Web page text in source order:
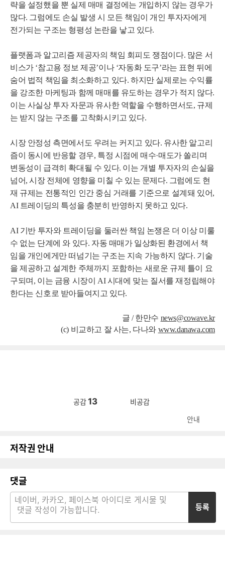
략을 설정했을 뿐 실제 매매 결정에는 개입하지 않는 경우가
많다. 그럼에도 손실 발생 시 모든 책임이 개인 투자자에게
전가되는 구조는 형평성 논란을 낳고 있다.
플랫폼과 알고리즘 제공자의 책임 회피도 쟁점이다. 많은 서
비스가 ‘참고용 정보 제공’이나 ‘자동화 도구’라는 표현 뒤에
숨어 법적 책임을 최소화하고 있다. 하지만 실제로는 수익률
을 강조한 마케팅과 함께 매매를 유도하는 경우가 적지 않다.
이는 사실상 투자 자문과 유사한 역할을 수행하면서도, 규제
는 받지 않는 구조를 고착화시키고 있다.
시장 안정성 측면에서도 우려는 커지고 있다. 유사한 알고리
즘이 동시에 반응할 경우, 특정 시점에 매수·매도가 쏠리며
변동성이 급격히 확대될 수 있다. 이는 개별 투자자의 손실을
넘어, 시장 전체에 영향을 미칠 수 있는 문제다. 그럼에도 현
재 규제는 전통적인 인간 중심 거래를 기준으로 설계돼 있어,
AI 트레이딩의 특성을 충분히 반영하지 못하고 있다.
AI 기반 투자와 트레이딩을 둘러싼 책임 논쟁은 더 이상 미룰
수 없는 단계에 와 있다. 자동 매매가 일상화된 환경에서 책
임을 개인에게만 떠넘기는 구조는 지속 가능하지 않다. 기술
을 제공하고 설계한 주체까지 포함하는 새로운 규제 틀이 요
구되며, 이는 금융 시장이 AI 시대에 맞는 질서를 재정립해야
한다는 신호로 받아들여지고 있다.
글 /한만수 news@cowave.kr
(c) 비교하고 잘 사는, 다나와 www.danawa.com
공감13 비공감
안내
저작권 안내
댓글
등록